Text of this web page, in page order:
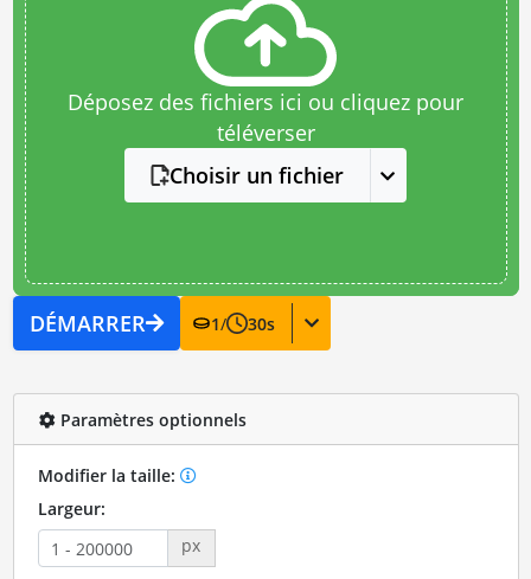
Déposez des fichiers ici ou cliquez pour
téléverser
Choisir un fichier
DÉMARRER 1/ 30s
Paramètres optionnels
Modifier la taille:
Largeur:
px